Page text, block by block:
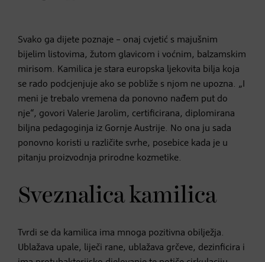
Svako ga dijete poznaje – onaj cvjetić s majušnim
bijelim listovima, žutom glavicom i voćnim, balzamskim
mirisom. Kamilica je stara europska ljekovita bilja koja
se rado podcjenjuje ako se pobliže s njom ne upozna. „I
meni je trebalo vremena da ponovno nađem put do
nje“, govori Valerie Jarolim, certificirana, diplomirana
biljna pedagoginja iz Gornje Austrije. No ona ju sada
ponovno koristi u različite svrhe, posebice kada je u
pitanju proizvodnja prirodne kozmetike.
Sveznalica kamilica
Tvrdi se da kamilica ima mnoga pozitivna obilježja.
Ublažava upale, liječi rane, ublažava grčeve, dezinficira i